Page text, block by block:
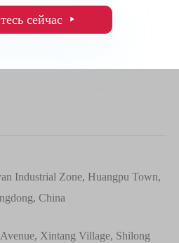
сейчас 
Industrial Zone, Huangpu Town,
China
Xintang Village, Shilong